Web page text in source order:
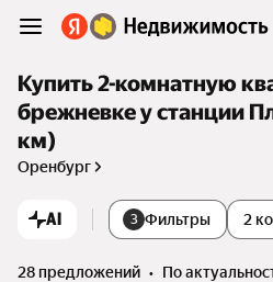
Купить 2-комнатную
брежневке у станции
км)
Оренбург
AI 3 Фильтры 2
28 предложений •
по